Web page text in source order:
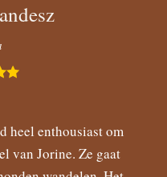
heel enthousiast om
van Jorine. Ze gaat